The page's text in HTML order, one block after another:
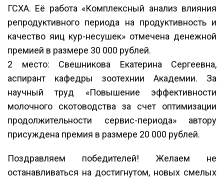
ГСХА. Её работа «Комплексный анализ влияния
репродуктивного периода на продуктивность и
качество яиц кур-несушек» отмечена денежной
премией в размере 30 000 рублей.
2 место: Свешникова Екатерина Сергеевна,
аспирант кафедры зоотехнии Академии. За
научный труд «Повышение эффективности
молочного скотоводства за счет оптимизации
продолжительности сервис-периода» автору
присуждена премия в размере 20 000 рублей.
Поздравляем победителей! Желаем не
останавливаться на достигнутом, новых смелых